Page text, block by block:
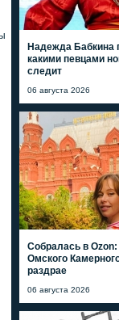
Надежда Бабкина
какими певцами
следит
06 августа 2026
Собралась в Ozon:
Омского
раздрае
06 августа 2026